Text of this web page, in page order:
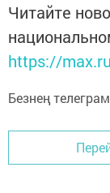
Читайте
https://
Безнең